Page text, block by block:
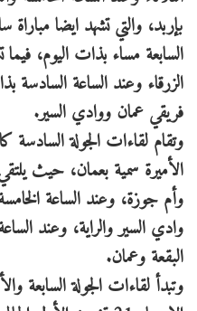
بإربد، والتي تشهد ايضا
السابعة مساء بذات اليوم، فيما
الزرقاء وعند الساعة السادسة
فريقي عمان ووادي السير.
وتقام لقاءات الجولة السادسة
الأميرة سمية بعمان، حيث
وأم جوزة، وعند الساعة
وادي السير والراية، وعند
البقعة وعمان.
وتبدأ لقاءات الجولة السابعة